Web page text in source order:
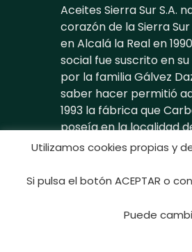
Aceites Sierra Sur S.A.
corazón de la Sierra
en Alcalá la Real en
social fue suscrito en
por la familia Gálvez
saber hacer permitió
1993 la fábrica que
poseía en la localidad
Puente, donde
actividad.
Utilizamos cookies propias y
Si pulsa el botón ACEPTAR o
Puede